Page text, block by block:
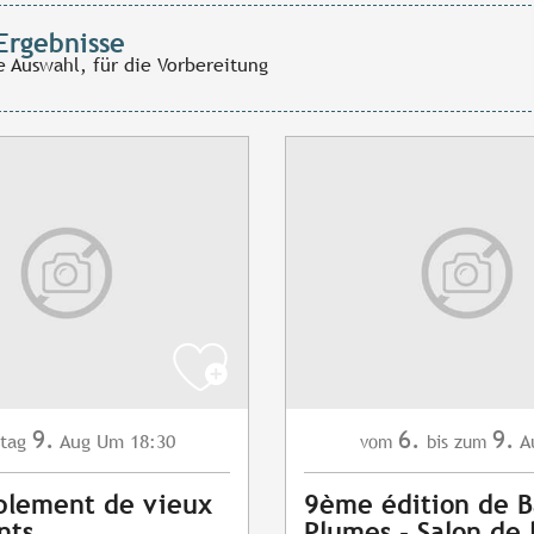
Auswahl, für die Vorbereitung
9. Aug Um 18:30
de vieux
vom 6. bis zum 9.
9ème édition de